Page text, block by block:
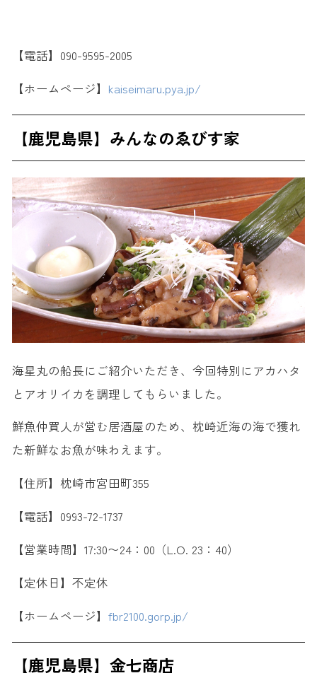
【電話】090-9595-2005
【ホームページ】 kaiseimaru.pya.jp/
【鹿児島県】みんなのゑびす家
海星丸の船長にご紹介いただき、今回特別にアカハタ
とアオリイカを調理してもらいました。
鮮魚仲買人が営む居酒屋のため、枕崎近海の海で獲れ
た新鮮なお魚が味わえます。
【住所】枕崎市宮田町355
【電話】0993-72-1737
【営業時間】17:30〜24：00（L.O. 23：40）
【定休日】不定休
【ホームページ】 fbr2100.gorp.jp/
【鹿児島県】金七商店